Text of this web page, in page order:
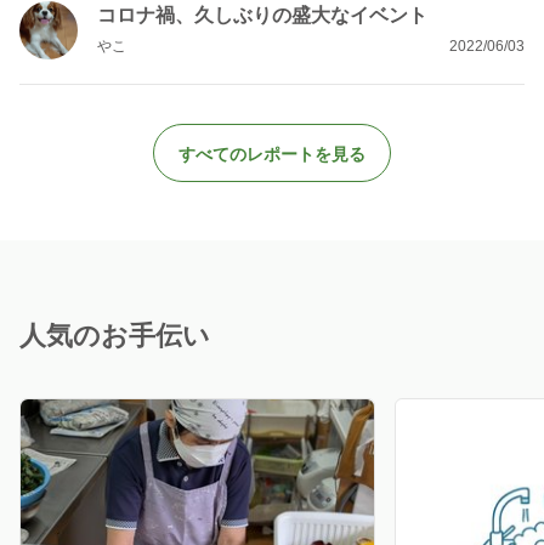
コロナ禍、久しぶりの盛大なイベント
やこ 2022/06/03
すべてのレポートを見る
人気のお手伝い